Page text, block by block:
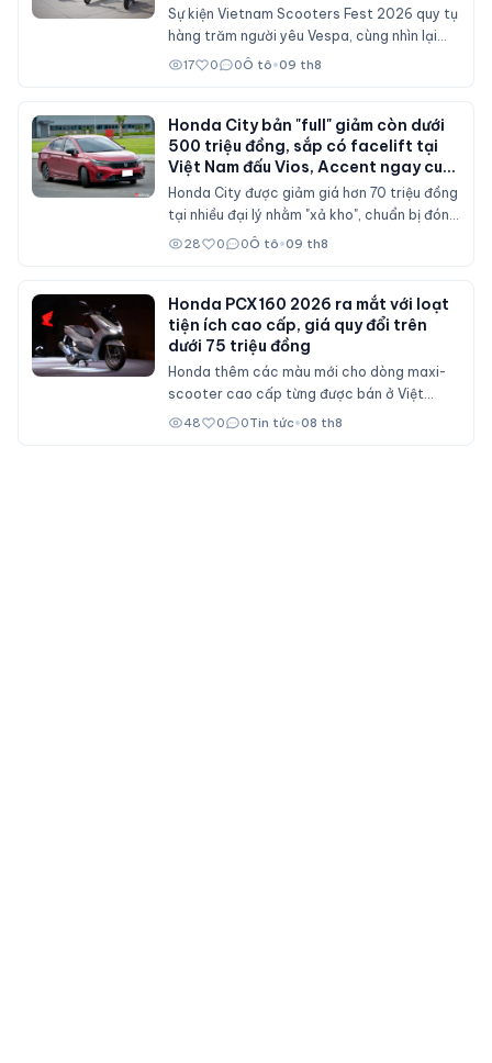
Sự kiện Vietnam Scooters Fest 2026 quy tụ
hàng trăm người yêu Vespa, cùng nhìn lại
hành trình gần 80 năm của dòng xe Italy
17 0 0Ô tô•09 th8
Honda City bản "full" giảm còn dưới
500 triệu đồng, sắp có facelift tại
Việt Nam đấu Vios, Accent ngay cuối
năm nay?
Honda City được giảm giá hơn 70 triệu đồng
tại nhiều đại lý nhằm "xả kho", chuẩn bị đón
bản nâng cấp sau ba năm với nhiều chi tiết
28 0 0Ô tô•09 th8
Honda PCX160 2026 ra mắt với loạt
tiện ích cao cấp, giá quy đổi trên
dưới 75 triệu đồng
Honda thêm các màu mới cho dòng maxi-
scooter cao cấp từng được bán ở Việt
Nam, giữ nguyên máy 157cc, phanh ABS và
48 0 0Tin tức•08 th8